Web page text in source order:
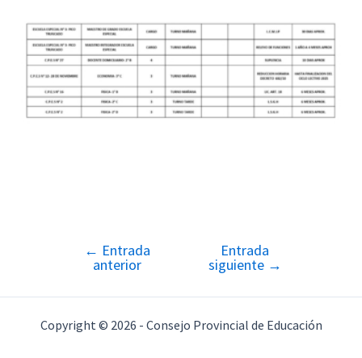
Navegación
entradas
← Entrada
anterior
Entrada
siguiente →
Copyright © 2026 - Consejo Provincial de Educación